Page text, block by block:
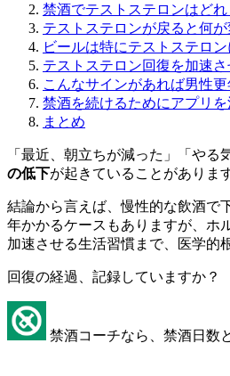
禁酒でテストステロンはど
テストステロンが戻ると何が
ビールは特にテストステロ
テストステロン回復を加速
こんなサインがあれば男性
禁酒を続けるためにアプリを
まとめ
「最近、朝立ちが減った」「や
の低下が起きていることがありま
結論から言えば、慢性的な飲酒で
年かかるケースもありますが、ホ
加速させる生活習慣まで、医学的
回復の経過、記録していますか？
禁酒コーチなら、禁酒日数